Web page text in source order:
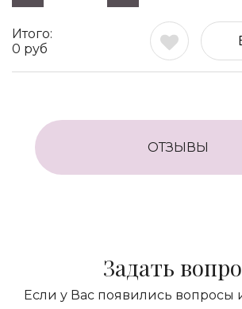
0 руб
ОТЗЫВЫ
Задать
Если у Вас появились вопросы